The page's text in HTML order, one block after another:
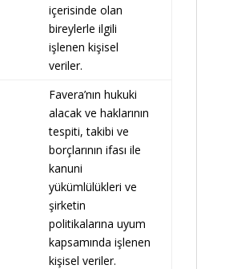
içerisinde olan
bireylerle ilgili
işlenen kişisel
veriler.
Favera’nın hukuki
alacak ve haklarının
tespiti, takibi ve
borçlarının ifası ile
kanuni
yükümlülükleri ve
şirketin
politikalarına uyum
kapsamında işlenen
kişisel veriler.